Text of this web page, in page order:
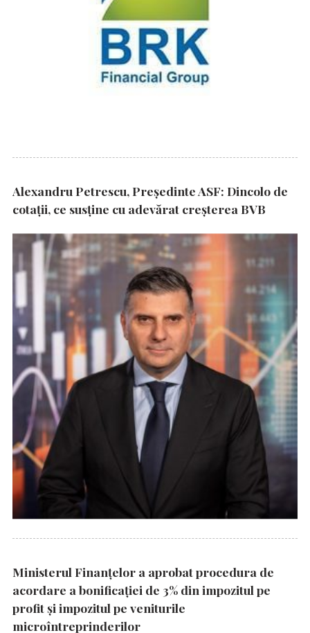
Alexandru Petrescu, Președinte ASF: Dincolo de
cotații, ce susține cu adevărat creșterea BVB
Ministerul Finanțelor a aprobat procedura de
acordare a bonificației de 3% din impozitul pe
profit și impozitul pe veniturile
microîntreprinderilor